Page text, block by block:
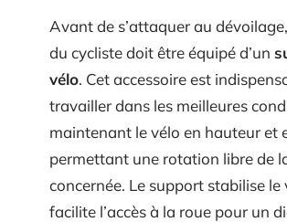
Avant de s’attaquer au
du cycliste doit être équipé d’un
vélo. Cet accessoire est
travailler dans les meilleures
maintenant le vélo en hauteur et
permettant une rotation libre de
concernée. Le support stabilise le
facilite l’accès à la roue pour un